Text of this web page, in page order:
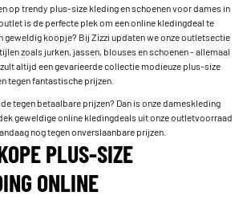
op trendy plus-size kleding en schoenen voor dames in
is de perfecte plek om een online kledingdeal te
geweldig koopje? Bij Zizzi updaten we onze outletsectie
zoals jurken, jassen, blouses en schoenen - allemaal
altijd een gevarieerde collectie modieuze plus-size
tegen fantastische prijzen.
tegen betaalbare prijzen? Dan is onze dameskleding
geweldige online kledingdeals uit onze outletvoorraad
nog tegen onverslaanbare prijzen.
PLUS-SIZE
ONLINE